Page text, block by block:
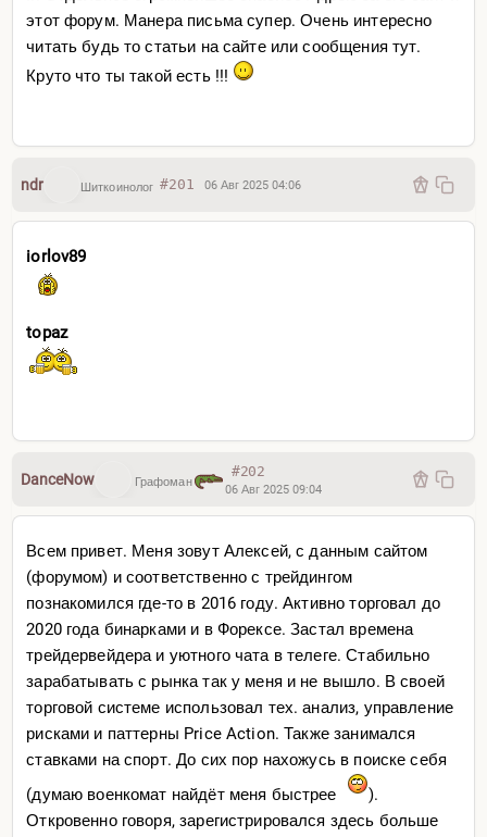
этот форум. Манера письма супер. Очень интересно
читать будь то статьи на сайте или сообщения тут.
Круто что ты такой есть !!!
ndr Шиткоинолог #201 06 Авг 2025 04:06
iorlov89
topaz
DanceNow Графоман
#202
06 Авг 2025 09:04
Всем привет. Меня зовут Алексей, с данным сайтом
(форумом) и соответственно с трейдингом
познакомился где-то в 2016 году. Активно торговал до
2020 года бинарками и в Форексе. Застал времена
трейдервейдера и уютного чата в телеге. Стабильно
зарабатывать с рынка так у меня и не вышло. В своей
торговой системе использовал тех. анализ, управление
рисками и паттерны Price Action. Также занимался
ставками на спорт. До сих пор нахожусь в поиске себя
(думаю военкомат найдёт меня быстрее
).
Откровенно говоря, зарегистрировался здесь больше